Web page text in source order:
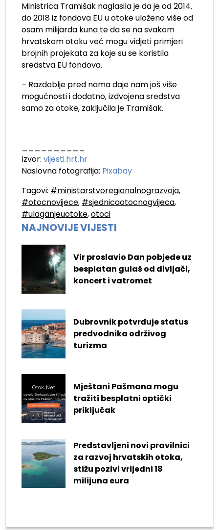
Ministrica Tramišak naglasila je da je od 2014.
do 2018 iz fondova EU u otoke uloženo više od
osam milijarda kuna te da se na svakom
hrvatskom otoku već mogu vidjeti primjeri
brojnih projekata za koje su se koristila
sredstva EU fondova.
– Razdoblje pred nama daje nam još više
mogućnosti i dodatno, izdvojena sredstva
samo za otoke, zaključila je Tramišak.
Izvor: vijesti.hrt.hr
Naslovna fotografija: Pixabay
Tagovi: #ministarstvoregionalnograzvoja,
#otocnovijece, #sjednicaotocnogvijeca,
#ulaganjeuotoke,otoci
NAJNOVIJE VIJESTI
Vir proslavio Dan pobjede uz
besplatan gulaš od divljači,
koncert i vatromet
Dubrovnik potvrđuje status
predvodnika održivog
turizma
Mještani Pašmana mogu
tražiti besplatni optički
priključak
Predstavljeni novi pravilnici
za razvoj hrvatskih otoka,
stižu pozivi vrijedni 18
milijuna eura